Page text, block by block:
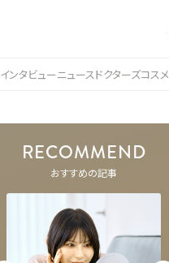
インタビューニュースドクターズコスメ
RECOMMEND
おすすめの記事